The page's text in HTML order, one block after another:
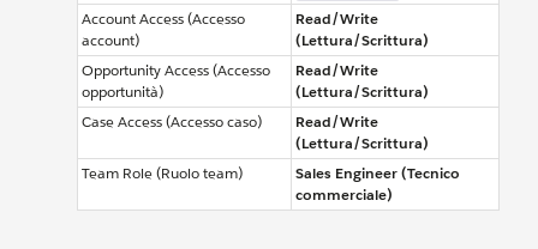
Account Access (Accesso
account)
Read/Write
(Lettura/Scrittura)
Opportunity Access (Accesso
opportunità)
Read/Write
(Lettura/Scrittura)
Case Access (Accesso caso)
Read/Write
(Lettura/Scrittura)
Team Role (Ruolo team)
Sales Engineer (Tecnico
commerciale)